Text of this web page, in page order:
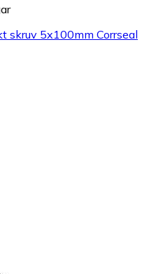
skruv 5x100mm Corrseal